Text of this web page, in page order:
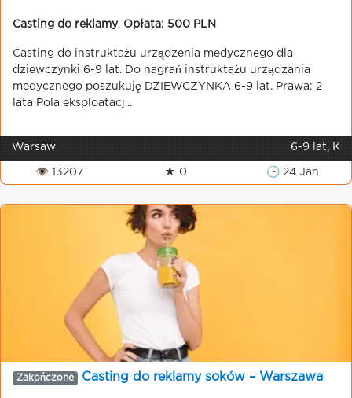
Casting do reklamy, Opłata: 500 PLN
Casting do instruktażu urządzenia medycznego dla
dziewczynki 6-9 lat. Do nagrań instruktażu urządzania
medycznego poszukuję DZIEWCZYNKA 6-9 lat. Prawa: 2
lata Pola eksploatacj...
Warsaw 6-9 lat, K
👁 13207 ★ 0 🕒 24 Jan
Zakończone Casting do reklamy soków – Warszawa